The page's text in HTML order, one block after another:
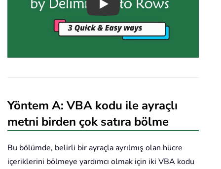
Play
Yöntem A: VBA kodu ile ayraçlı
metni birden çok satıra bölme
Bu bölümde, belirli bir ayraçla ayrılmış olan hücre
içeriklerini bölmeye yardımcı olmak için iki VBA kodu